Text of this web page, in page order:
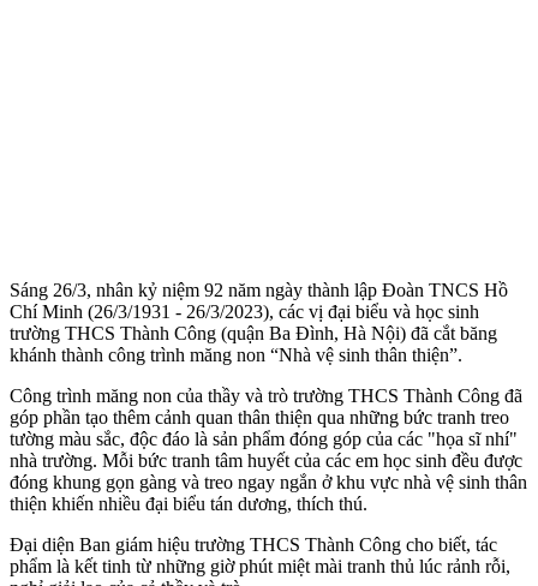
Sáng 26/3, nhân kỷ niệm 92 năm ngày thành lập Đoàn TNCS Hồ
Chí Minh (26/3/1931 - 26/3/2023), các vị đại biểu và học sinh
trường THCS Thành Công (quận Ba Đình, Hà Nội) đã cắt băng
khánh thành công trình măng non “Nhà vệ sinh thân thiện”.
Công trình măng non của thầy và trò trường THCS Thành Công đã
góp phần tạo thêm cảnh quan thân thiện qua những bức tranh treo
tường màu sắc, độc đáo là sản phẩm đóng góp của các "họa sĩ nhí"
nhà trường. Mỗi bức tranh tâm huyết của các em học sinh đều được
đóng khung gọn gàng và treo ngay ngắn ở khu vực nhà vệ sinh thân
thiện khiến nhiều đại biểu tán dương, thích thú.
Đại diện Ban giám hiệu trường THCS Thành Công cho biết, tác
phẩm là kết tinh từ những giờ phút miệt mài tranh thủ lúc rảnh rỗi,